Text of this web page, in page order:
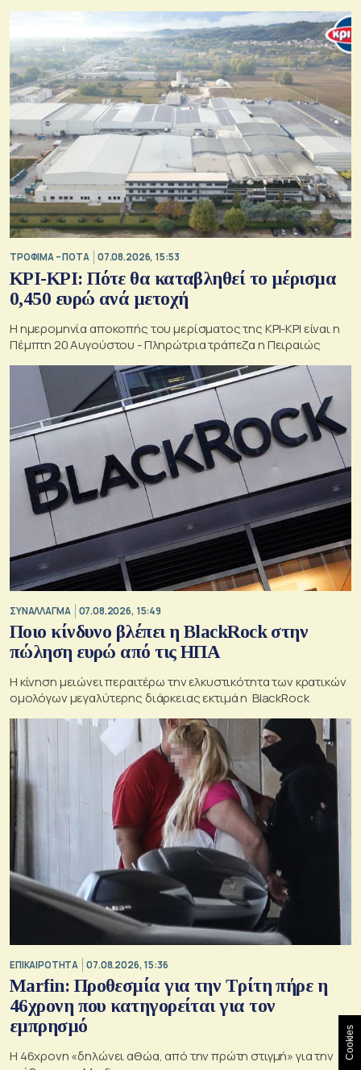
ΤΡΟΦΙΜΑ – ΠΟΤΑ 07.08.2026, 15:53
ΚΡΙ-ΚΡΙ: Πότε θα καταβληθεί το μέρισμα
0,450 ευρώ ανά μετοχή
Η ημερομηνία αποκοπής του μερίσματος της ΚΡΙ-ΚΡΙ είναι η
Πέμπτη 20 Αυγούστου - Πληρώτρια τράπεζα η Πειραιώς
ΣΥΝΑΛΛΑΓΜΑ 07.08.2026, 15:49
Ποιο κίνδυνο βλέπει η BlackRock στην
πώληση ευρώ από τις ΗΠΑ
Η κίνηση μειώνει περαιτέρω την ελκυστικότητα των κρατικών
ομολόγων μεγαλύτερης διάρκειας εκτιμά η BlackRock
ΕΠΙΚΑΙΡΟΤΗΤΑ 07.08.2026, 15:36
Marfin: Προθεσμία για την Τρίτη πήρε η
46χρονη που κατηγορείται για τον
εμπρησμό
H 46χρονη «δηλώνει αθώα, από την πρώτη στιγμή» για την
Cookies